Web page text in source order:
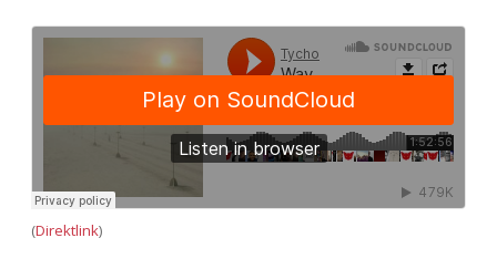
(Direktlink)